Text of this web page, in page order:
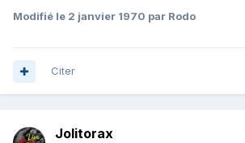
Modifié le 2 janvier 1970 par Rodo
Citer
Jolitorax